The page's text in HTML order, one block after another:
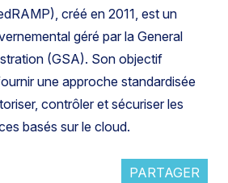
créé en 2011, est un
géré par la General
(GSA). Son objectif
une approche standardisée
contrôler et sécuriser les
basés sur le cloud.
PARTAGER